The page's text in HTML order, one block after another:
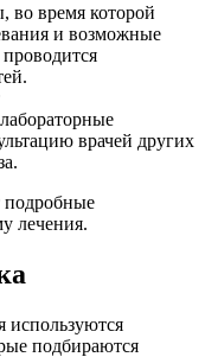
во время которой
и возможные
.
врачей других
подробные
лечения.
используются
подбираются